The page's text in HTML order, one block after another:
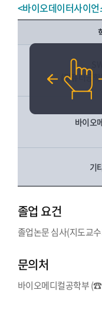
<바이오데이터사이
(컴퓨터공
바이오
기
졸업 요건
졸업논문 심사(지도교
문의처
바이오메디컬공학부